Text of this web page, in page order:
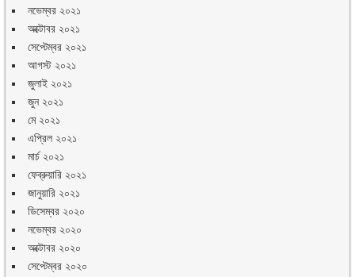
নভেম্বর ২০২১
অক্টোবর ২০২১
সেপ্টেম্বর ২০২১
আগস্ট ২০২১
জুলাই ২০২১
জুন ২০২১
মে ২০২১
এপ্রিল ২০২১
মার্চ ২০২১
ফেব্রুয়ারি ২০২১
জানুয়ারি ২০২১
ডিসেম্বর ২০২০
নভেম্বর ২০২০
অক্টোবর ২০২০
সেপ্টেম্বর ২০২০